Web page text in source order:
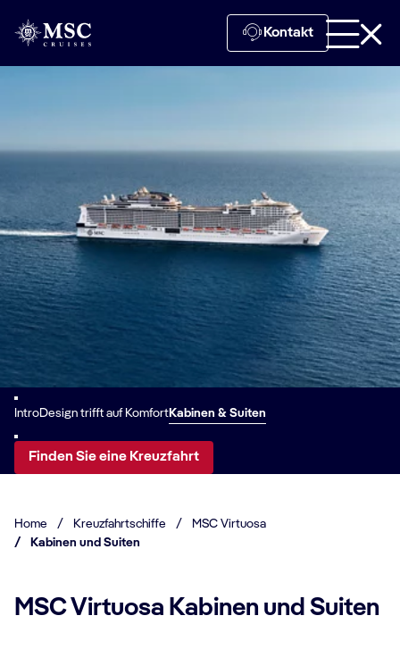
Kontakt
IntroDesign trifft auf KomfortKabinen & Suiten
Finden Sie eine Kreuzfahrt
Home / Kreuzfahrtschiffe /
MSC Virtuosa
/
Kabinen und Suiten
MSC Virtuosa Kabinen und Suiten